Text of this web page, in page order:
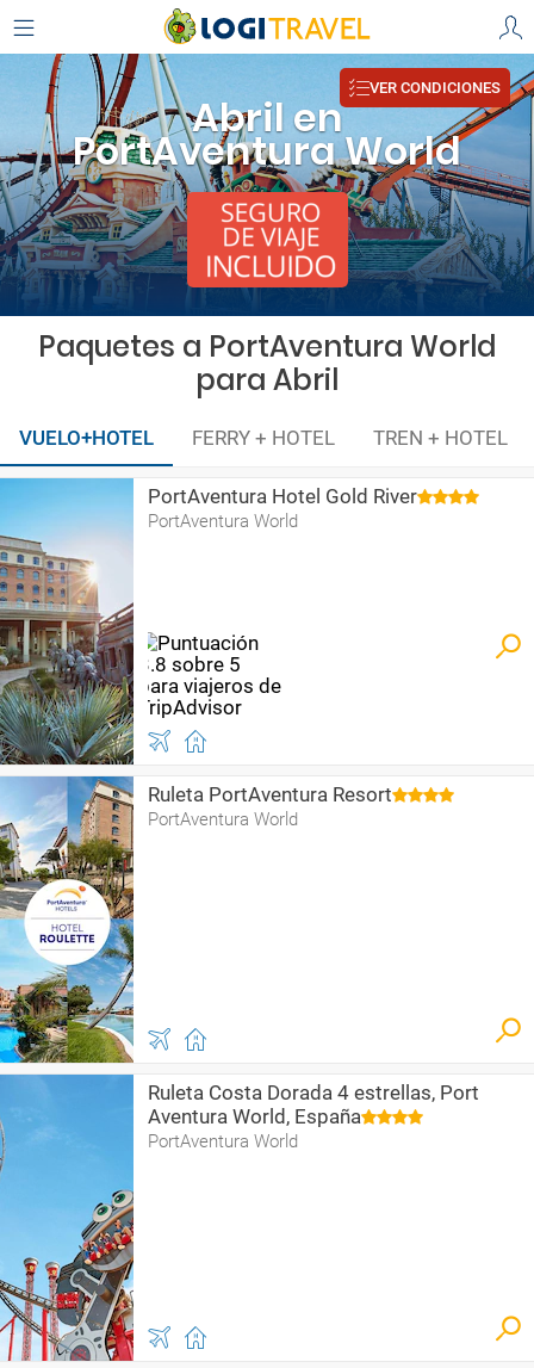
Abril en
PortAventura World
VER CONDICIONES
Paquetes a PortAventura World
para Abril
VUELO+HOTEL FERRY + HOTEL TREN + HOTEL
PortAventura Hotel Gold River
PortAventura World
Ruleta PortAventura Resort
PortAventura World
Ruleta Costa Dorada 4 estrellas, Port
Aventura World, España
PortAventura World